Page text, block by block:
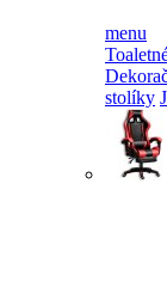
menu
stolíky